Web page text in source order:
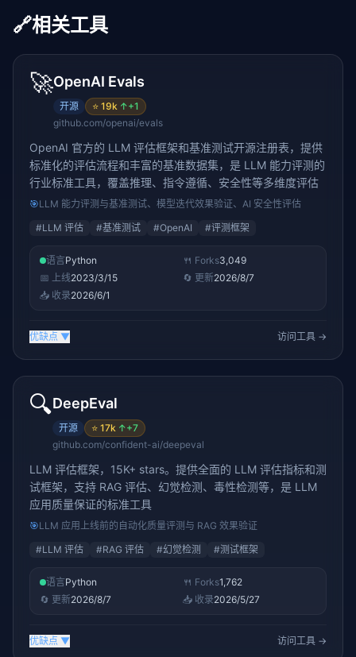
🔗相关工具
🚀OpenAI Evals
开源 ⭐ 19k ↑+1
github.com/openai/evals
OpenAI 官方的 LLM 评估框架和基准测试开源注册表，提供
标准化的评估流程和丰富的基准数据集，是 LLM 能力评测的
行业标准工具，覆盖推理、指令遵循、安全性等多维度评估
🎯LLM 能力评测与基准测试、模型迭代效果验证、AI 安全性评估
#LLM 评估 #基准测试 #OpenAI #评测框架
语言Python 🍴 Forks3,049
📅 上线2023/3/15 🔄 更新2026/8/7
📥 收录2026/6/1
优缺点 ▼ 访问工具 →
🔍DeepEval
开源 ⭐ 17k ↑+7
github.com/confident-ai/deepeval
LLM 评估框架，15K+ stars。提供全面的 LLM 评估指标和测
试框架，支持 RAG 评估、幻觉检测、毒性检测等，是 LLM
应用质量保证的标准工具
🎯LLM 应用上线前的自动化质量评测与 RAG 效果验证
#LLM 评估 #RAG 评估 #幻觉检测 #测试框架
语言Python 🍴 Forks1,762
🔄 更新2026/8/7 📥 收录2026/5/27
优缺点 ▼ 访问工具 →